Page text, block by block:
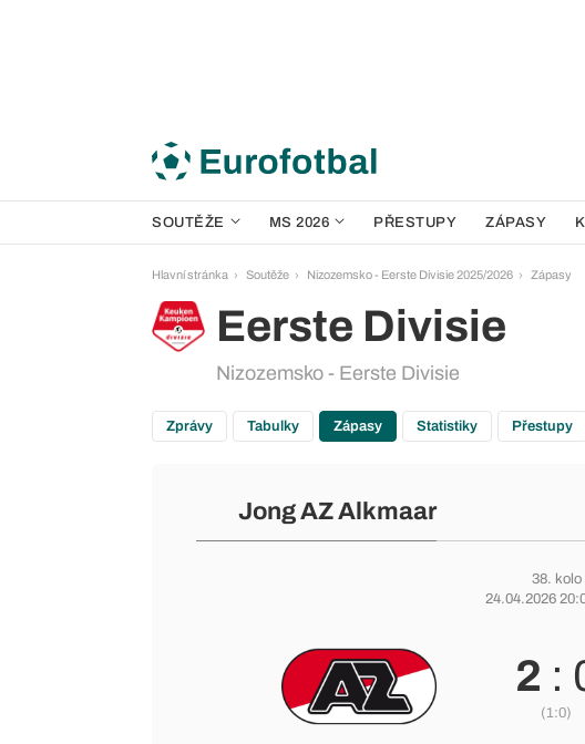
SOUTĚŽE MS 2026 PŘESTUPY ZÁPASY
Hlavní stránka Soutěže Nizozemsko - Eerste Divisie 2025/2026 Zápasy
Eerste Divisie
Nizozemsko - Eerste Divisie
Zprávy Tabulky Zápasy Statistiky Přestupy
Jong AZ Alkmaar
38. kolo
24.04.2026
2 :
(1:0)